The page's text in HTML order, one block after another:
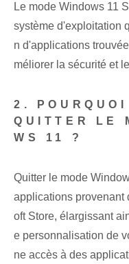
Le mode Windows 11
système d'exploitation
n d'applications
méliorer la sécurité et
2.
QUITTER LE
WS 11 ?
Quitter le mode
applications provenant
oft Store, élargissant
e personnalisation de
ne accès à des